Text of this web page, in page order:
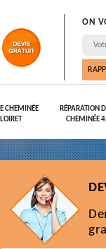
ON
CHEMINÉE
RÉPARATION
CHEMINÉE